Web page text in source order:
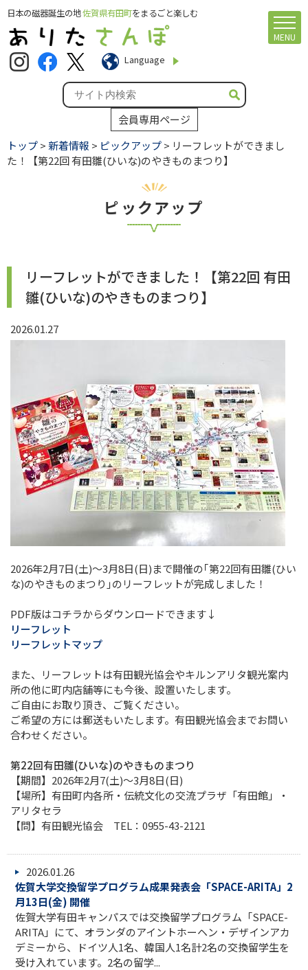
日本の磁器誕生の地佐賀県有田町をまるごと楽しむ
Language
会員専用ページ
トップ> 新着情報 > ピックアップ> リーフレットができまし
た！【第22回 有田雛(ひいな)のやきものまつり】
ピックアップ
リーフレットができました！【第22回 有田
雛(ひいな)のやきものまつり】
2026.01.27
2026年2月7日(土)～3月8日(日)まで開催の｢第22回有田雛(ひい
な)のやきものまつり｣のリーフレットが完成しました！
PDF版はコチラからダウンロードできます↓
リーフレット
リーフレットマップ
また、リーフレットは有田観光協会やキルンアリタ観光案内
所の他に町内店舗等にも今後、設置いたします。
ご自由にお取り頂き、ご覧ください。
ご希望の方には郵送もいたします。有田観光協会までお問い
合わせください。
第22回有田雛(ひいな)のやきものまつり
【期間】2026年2月7(土)～3月8日(日)
【場所】有田町内各所・伝統文化の交流プラザ「有田館」・
アリタセラ
【問】有田観光協会 TEL：0955-43-2121
2026.01.26
佐賀大学交換留学プログラム成果発表会「SPACE-ARITA」2
月13日(金) 開催
佐賀大学有田キャンパスでは交換留学プログラム「SPACE-
ARITA」にて、オランダのアイントホーヘン・デザインアカ
デミーから、ドイツ人1名、韓国人1名計2名の交換留学生を
受け入れています。2名の留学...
MENU